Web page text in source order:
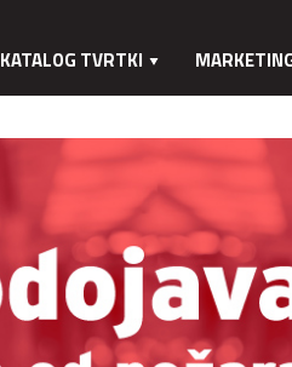
KATALOG TVRTKI